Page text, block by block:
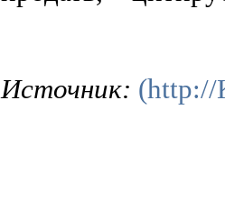
Источник: (http://